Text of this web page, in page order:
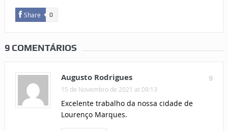
Share 0
9 COMENTÁRIOS
9
Augusto Rodrigues
15 de Novembro de 2021 at 09:13
Excelente trabalho da nossa cidade de
Lourenço Marques.